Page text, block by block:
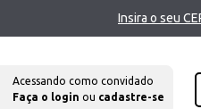
Insira o seu
Acessando como convidado
Faça o login ou cadastre-se